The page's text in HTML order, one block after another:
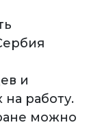
и
работу.
можно